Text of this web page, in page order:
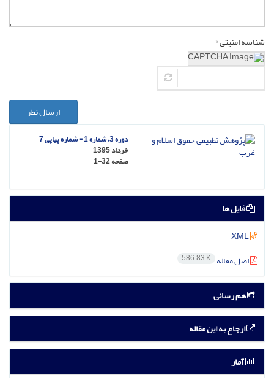
شناسه امنیتی *
ارسال نظر
دوره 3، شماره 1 - شماره پیاپی 7
خرداد 1395
صفحه1-32
فایل ها
اصل مقاله 586.83 K
هم رسانی
ارجاع به این مقاله
آمار